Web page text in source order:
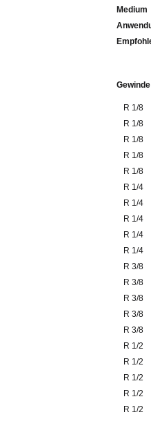
Medium
Gewinde
R 1/8
R 1/8
R 1/8
R 1/8
R 1/8
R 1/4
R 1/4
R 1/4
R 1/4
R 1/4
R 3/8
R 3/8
R 3/8
R 3/8
R 3/8
R 1/2
R 1/2
R 1/2
R 1/2
R 1/2